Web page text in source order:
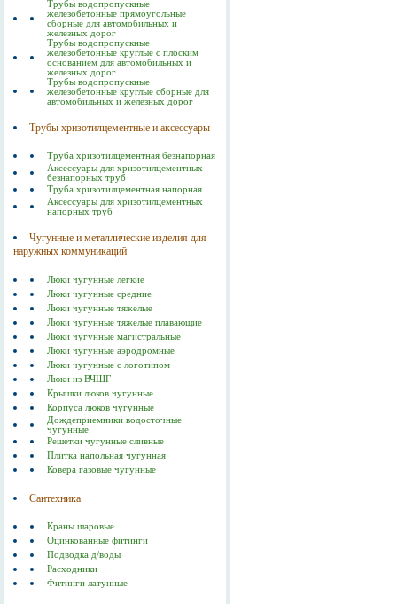
Трубы водопропускные
железобетонные прямоугольные
сборные для автомобильных и
железных дорог
Трубы водопропускные
железобетонные круглые с плоским
основанием для автомобильных и
железных дорог
Трубы водопропускные
железобетонные круглые сборные для
автомобильных и железных дорог
Трубы хризотилцементные и аксессуары
Труба хризотилцементная безнапорная
Аксессуары для хризотилцементных
безнапорных труб
Труба хризотилцементная напорная
Аксессуары для хризотилцементных
напорных труб
Чугунные и металлические изделия для
наружных коммуникаций
Люки чугунные легкие
Люки чугунные средние
Люки чугунные тяжелые
Люки чугунные тяжелые плавающие
Люки чугунные магистральные
Люки чугунные аэродромные
Люки чугунные с логотипом
Люки из ВЧШГ
Крышки люков чугунные
Корпуса люков чугунные
Дождеприемники водосточные
чугунные
Решетки чугунные сливные
Плитка напольная чугунная
Ковера газовые чугунные
Сантехника
Краны шаровые
Оцинкованные фитинги
Подводка д/воды
Расходники
Фитинги латунные